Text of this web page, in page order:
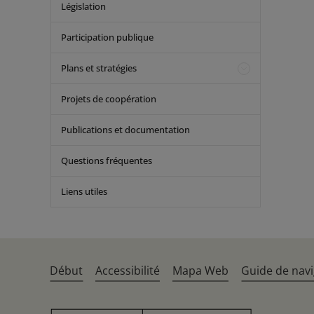
Législation
Participation publique
Plans et stratégies
Projets de coopération
Publications et documentation
Questions fréquentes
Liens utiles
Début Accessibilité Mapa Web Guide de